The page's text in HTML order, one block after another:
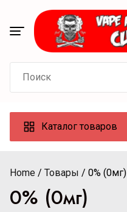
content
for:
Каталог товаров
Home Товары 0% (0мг)
0% (0мг)